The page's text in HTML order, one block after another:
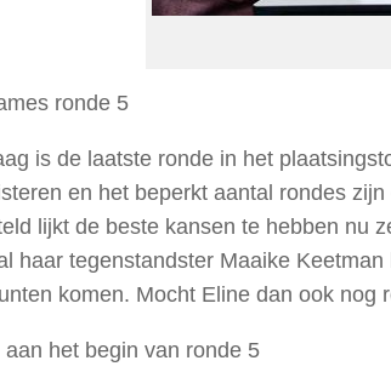
ronde 5
is de laatste ronde in het
en het beperkt aantal rondes
lijkt de beste kansen te hebben nu
haar tegenstandster Maaike
komen. Mocht Eline dan ook nog
aan het begin van ronde 5